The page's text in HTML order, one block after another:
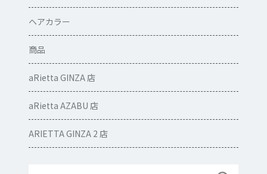
ヘアカラー
商品
aRietta GINZA 店
aRietta AZABU 店
ARIETTA GINZA 2 店